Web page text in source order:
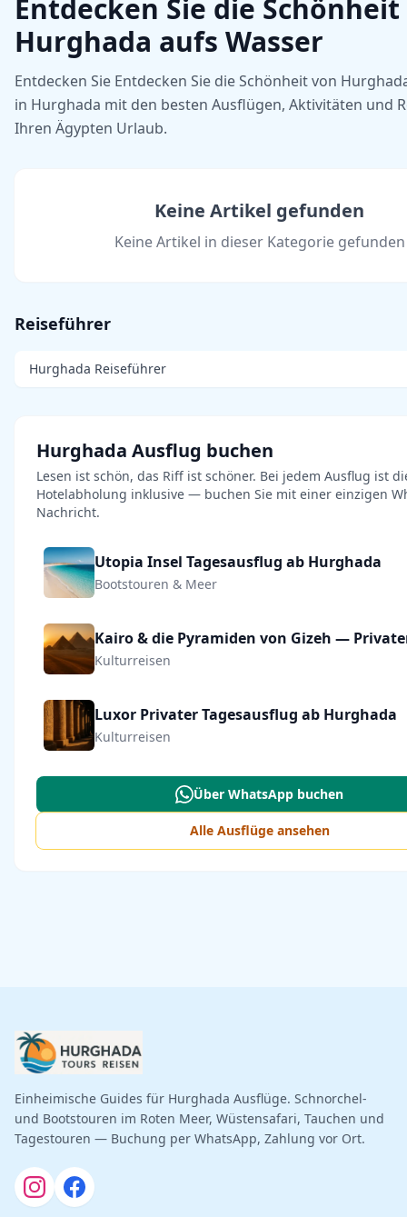
Entdecken Sie die
Hurghada aufs Wasser
Entdecken Sie Entdecken Sie die Schönheit von
in Hurghada mit den besten Ausflügen, Aktivitäten und
Ihren Ägypten Urlaub.
Keine Artikel gefunden
Keine Artikel in dieser Kategorie gefunden
Reiseführer
Hurghada Reiseführer
Hurghada Ausflug buchen
Lesen ist schön, das Riff ist schöner. Bei jedem Ausflug ist
Hotelabholung inklusive — buchen Sie mit einer einzigen
Nachricht.
Utopia Insel Tagesausflug ab Hurghada
Bootstouren & Meer
Kulturreisen
Luxor Privater Tagesausflug ab Hurghada
Kulturreisen
Über WhatsApp buchen
Alle Ausflüge ansehen
Einheimische Guides für Hurghada Ausflüge. Schnorchel-
und Bootstouren im Roten Meer, Wüstensafari, Tauchen und
Tagestouren — Buchung per WhatsApp, Zahlung vor Ort.